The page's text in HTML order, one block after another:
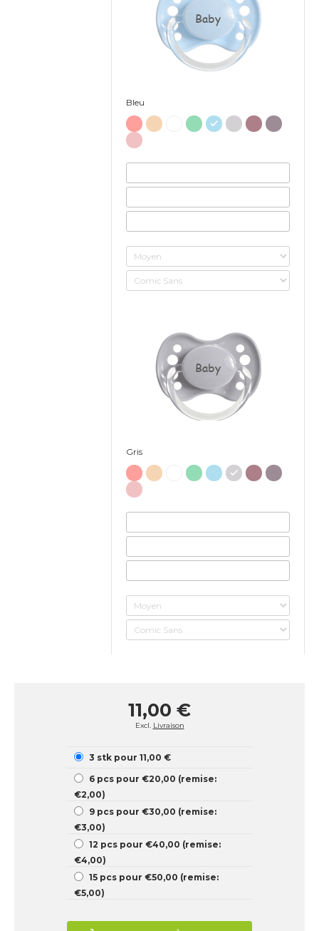
Baby
Bleu
Baby
Gris
11,00 €
Excl. Livraison
3 stk pour 11,00 €
6 pcs pour €20,00 (remise:
€2,00)
9 pcs pour €30,00 (remise:
€3,00)
12 pcs pour €40,00 (remise:
€4,00)
15 pcs pour €50,00 (remise:
€5,00)